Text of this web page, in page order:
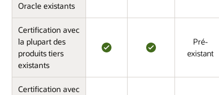
Oracle existants
Certification avec
la plupart des
produits tiers
existants
Pré-
existant
Certification avec